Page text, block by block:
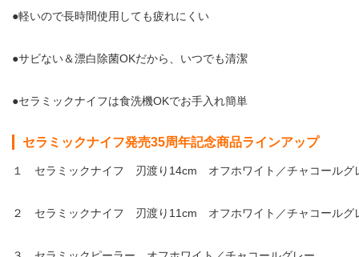
●軽いので長時間使用しても疲れにくい
●サビない＆漂白除菌OKだから、いつでも清潔
●セラミックナイフは食洗機OKでお手入れ簡単
セラミックナイフ発売35周年記念商品ラインアップ
１ セラミックナイフ 刃渡り14cm オフホワイト／チャコールグ
２ セラミックナイフ 刃渡り11cm オフホワイト／チャコールグ